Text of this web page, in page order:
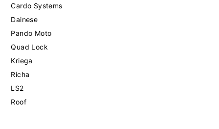
Cardo Systems
Dainese
Pando Moto
Quad Lock
Kriega
Richa
LS2
Roof